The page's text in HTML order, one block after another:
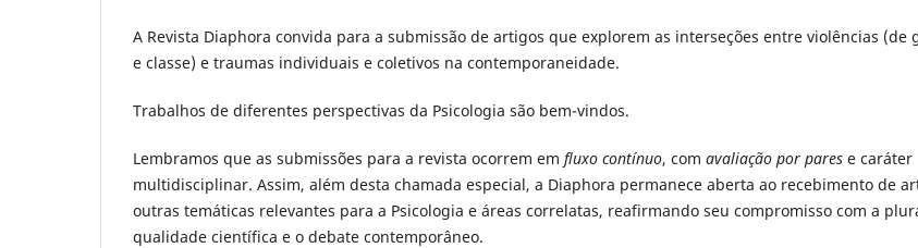
A Revista Diaphora convida para a submissão de artigos que explorem as interseções entre violências (de
e classe) e traumas individuais e coletivos na contemporaneidade.
Trabalhos de diferentes perspectivas da Psicologia são bem-vindos.
Lembramos que as submissões para a revista ocorrem em fluxo contínuo, com avaliação por pares e caráter
multidisciplinar. Assim, além desta chamada especial, a Diaphora permanece aberta ao recebimento de
outras temáticas relevantes para a Psicologia e áreas correlatas, reafirmando seu compromisso com a
qualidade científica e o debate contemporâneo.